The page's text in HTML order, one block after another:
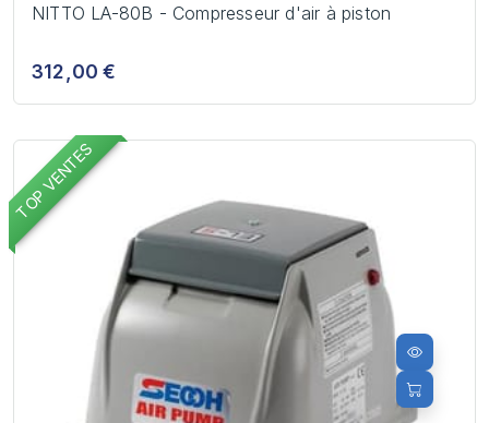
NITTO LA-80B - Compresseur d'air à piston
312,00 €
TOP VENTES